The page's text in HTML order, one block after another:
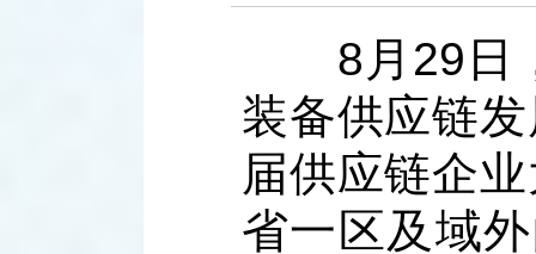
8月29日，
装备供应链
届供应链企
省一区及域